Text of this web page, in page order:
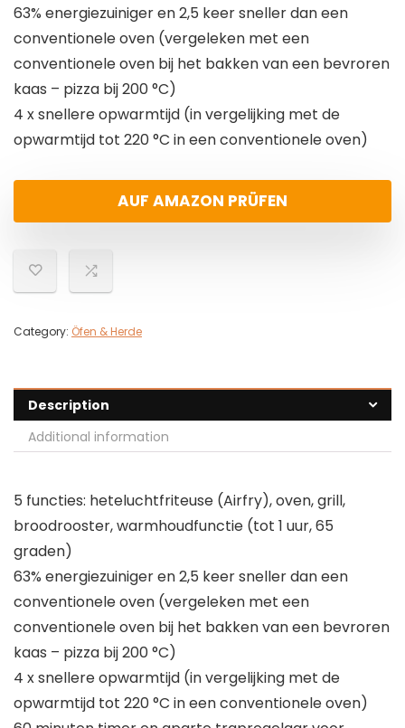
63% energiezuiniger en 2,5 keer sneller dan een
conventionele oven (vergeleken met een
conventionele oven bij het bakken van een bevroren
kaas – pizza bij 200 °C)
4 x snellere opwarmtijd (in vergelijking met de
opwarmtijd tot 220 °C in een conventionele oven)
AUF AMAZON PRÜFEN
Category: Öfen & Herde
Description
Additional information
5 functies: heteluchtfriteuse (Airfry), oven, grill,
broodrooster, warmhoudfunctie (tot 1 uur, 65
graden)
63% energiezuiniger en 2,5 keer sneller dan een
conventionele oven (vergeleken met een
conventionele oven bij het bakken van een bevroren
kaas – pizza bij 200 °C)
4 x snellere opwarmtijd (in vergelijking met de
opwarmtijd tot 220 °C in een conventionele oven)